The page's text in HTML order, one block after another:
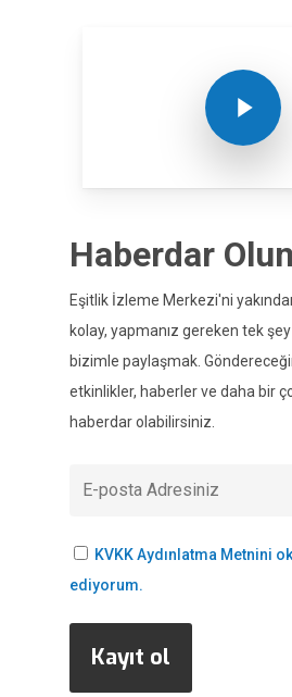
Play Video
Haberdar Olun
Eşitlik İzleme Merkezi'ni
kolay, yapmanız gereken tek
bizimle paylaşmak.
etkinlikler, haberler ve daha bir
haberdar olabilirsiniz.
KVKK Aydınlatma Metnini
ediyorum.